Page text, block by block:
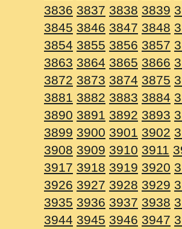
3836 3837 3838 3839
3845 3846 3847 3848
3854 3855 3856 3857
3863 3864 3865 3866
3872 3873 3874 3875
3881 3882 3883 3884
3890 3891 3892 3893
3899 3900 3901 3902
3908 3909 3910 3911
3917 3918 3919 3920
3926 3927 3928 3929
3935 3936 3937 3938
3944 3945 3946 3947